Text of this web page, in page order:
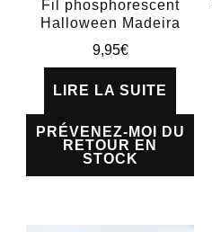
du
produit
Fil phosphorescent
Halloween Madeira
9,95€
LIRE LA SUITE
PRÉVENEZ-MOI DU
RETOUR EN
STOCK